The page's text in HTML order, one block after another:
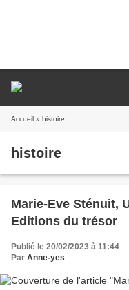
Accueil » histoire
histoire
Marie-Eve Sténuit,
Editions du trésor
Publié le 20/02/2023 à 11:44
Par Anne-yes